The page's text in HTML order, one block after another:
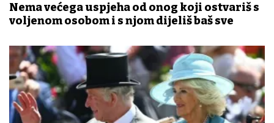
Nema većega uspjeha od onog koji ostvariš s
voljenom osobom i s njom dijeliš baš sve